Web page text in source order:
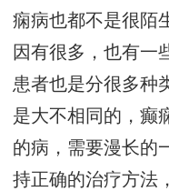
痫病也都不是很陌
因有很多，也有一
患者也是分很多种
是大不相同的，癫
的病，需要漫长的
持正确的治疗方法